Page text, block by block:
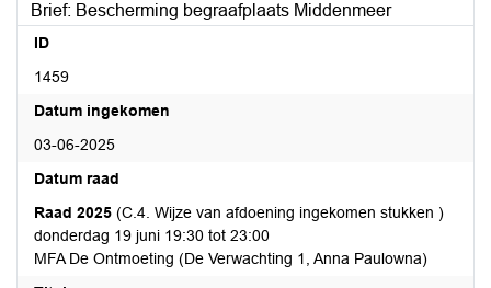
Brief: Bescherming begraafplaats Middenmeer
ID
1459
Datum ingekomen
03-06-2025
Datum raad
Raad 2025 (C.4. Wijze van afdoening ingekomen stukken )
donderdag 19 juni 19:30 tot 23:00
MFA De Ontmoeting (De Verwachting 1, Anna Paulowna)